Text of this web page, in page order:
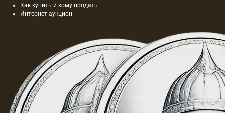
Как купить и кому продать
Интернет-аукцион